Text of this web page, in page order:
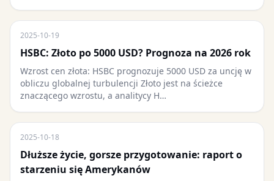
2025-10-19
HSBC: Złoto po 5000 USD? Prognoza na 2026 rok
Wzrost cen złota: HSBC prognozuje 5000 USD za uncję w
obliczu globalnej turbulencji Złoto jest na ścieżce
znaczącego wzrostu, a analitycy H…
2025-10-18
Dłuższe życie, gorsze przygotowanie: raport o
starzeniu się Amerykanów